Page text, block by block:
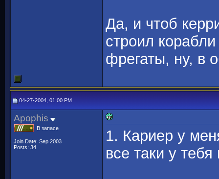
Да, и чтоб
строил
фрегаты, ну, в
04-27-2004, 01:00 PM
Apophis
В запасе
Join Date: Sep 2003
Posts: 34
1. Кариер у
все таки у